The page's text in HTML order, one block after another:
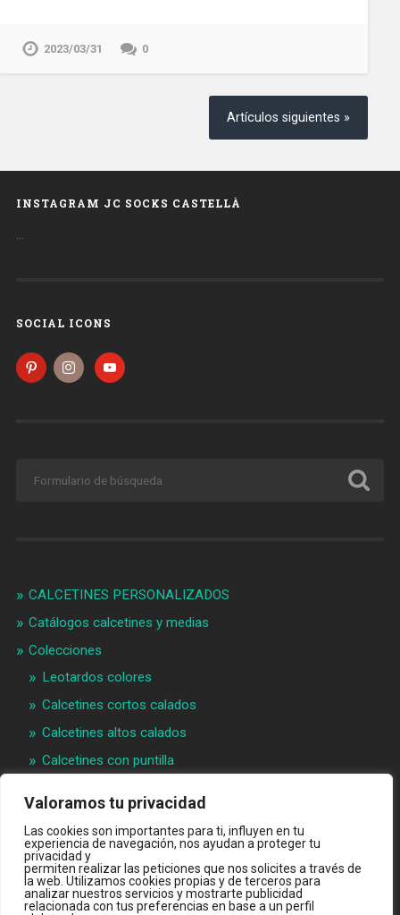
Valoramos tu privacidad
Las cookies son importantes para ti, influyen en tu
experiencia de navegación, nos ayudan a proteger tu
privacidad y
permiten realizar las peticiones que nos solicites a través de
la web. Utilizamos cookies propias y de terceros para
analizar nuestros servicios y mostrarte publicidad
relacionada con tus preferencias en base a un perfil
2023/03/31 0
Artículos siguientes »
INSTAGRAM JC SOCKS CASTELLÀ
…
SOCIAL ICONS
CALCETINES PERSONALIZADOS
Catálogos calcetines y medias
Colecciones
Leotardos colores
Calcetines cortos calados
Calcetines altos calados
Calcetines con puntilla
Materias primeras
Videos
Quiénes somos
Contacto